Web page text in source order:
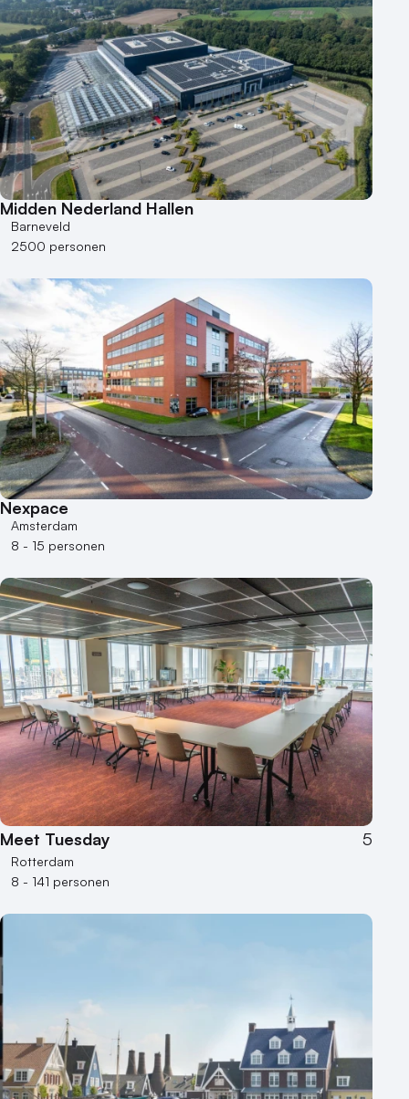
Aantal personen
1 - 50 personen
50 - 100 personen
100 - 250 personen
250 - 500 personen
500+ personen
Bijzondere locaties
Buitenlocatie
Duurzame locatie
Groene locatie
Heisessie
Hotel
Hybride events
Industriële locatie
Kasteel en landgoed
Kleine / intieme locatie
Locaties aan zee
Museum
Theater
Varende locatie
Midden Nederland Hallen
Barneveld
2500 personen
Nexpace
Amsterdam
8 - 15 personen
Meet Tuesday 5
Rotterdam
8 - 141 personen